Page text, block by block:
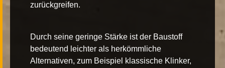
zurückgreifen.
Durch seine geringe Stärke ist der Baustoff
bedeutend leichter als herkömmliche
Alternativen, zum Beispiel klassische Klinker,